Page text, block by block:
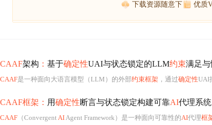
下载资源随意下 优质
CAAF架构 ： 基于确定性UAI与状态锁定的LLM约束满足与
CAAF是一种面向大语言模型（LLM）的外部约束框架 ，通过确定性UAI
CAAF框架： 用确定性断言与状态锁定构建可靠AI代理系统
CAAF （ConvergentAIAgent Framework）是一种面向可靠性的AI代理框